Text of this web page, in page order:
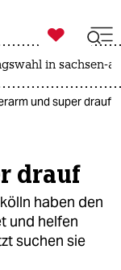

taz zahl ich
in sachsen-
und super drauf
drauf
haben den
und helfen
suchen sie